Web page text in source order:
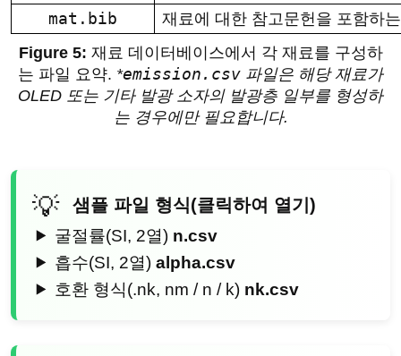
mat.bib
재료에 대한 참고문헌을 포함하
재료 데이터베이스에서 각 재료를 구성하
는 파일 요약. *emission.csv 파일은 해당 재료가
OLED 또는 기타 발광 소자의 발광층 일부를 형성하
는 경우에만 필요합니다.
샘플 파일 형식(클릭하여 열기)
굴절률(SI, 2열) n.csv
흡수(SI, 2열) alpha.csv
호환 형식(.nk, nm / n / k) nk.csv